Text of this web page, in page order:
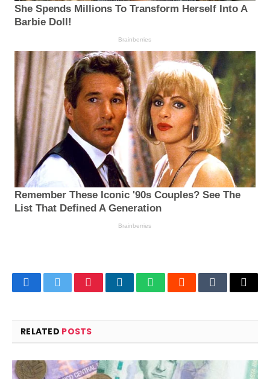
FacebookTwitterPinterestLinkedInWhatsAppRedditTumblrEmail
RELATED POSTS